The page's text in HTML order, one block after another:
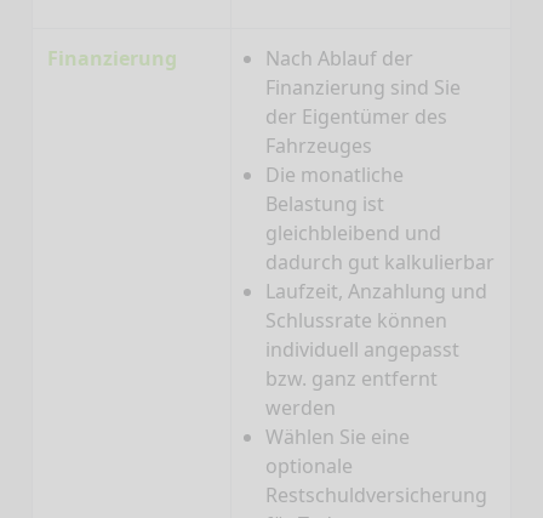
Finanzierung
Nach Ablauf der
Finanzierung sind Sie
der Eigentümer des
Fahrzeuges
Die monatliche
Belastung ist
gleichbleibend und
dadurch gut kalkulierbar
Laufzeit, Anzahlung und
Schlussrate können
individuell angepasst
bzw. ganz entfernt
werden
Wählen Sie eine
optionale
Restschuldversicherung